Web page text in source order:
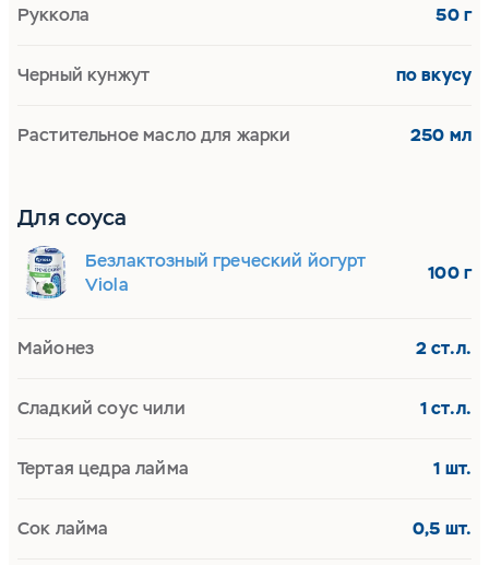
Руккола 50 г
Черный кунжут по вкусу
Растительное масло для жарки 250 мл
Для соуса
Безлактозный греческий йогурт
Viola
100 г
Майонез 2 ст.л.
Сладкий соус чили 1 ст.л.
Тертая цедра лайма 1 шт.
Сок лайма 0,5 шт.